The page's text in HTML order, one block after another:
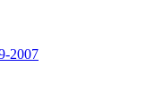
2007